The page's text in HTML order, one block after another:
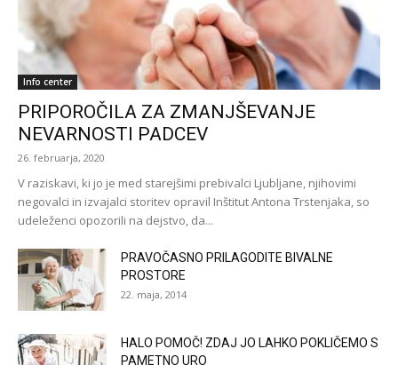
Info center
PRIPOROČILA ZA ZMANJŠEVANJE
NEVARNOSTI PADCEV
26. februarja, 2020
V raziskavi, ki jo je med starejšimi prebivalci Ljubljane, njihovimi
negovalci in izvajalci storitev opravil Inštitut Antona Trstenjaka, so
udeleženci opozorili na dejstvo, da...
PRAVOČASNO PRILAGODITE BIVALNE
PROSTORE
22. maja, 2014
HALO POMOČ! ZDAJ JO LAHKO POKLIČEMO S
PAMETNO URO